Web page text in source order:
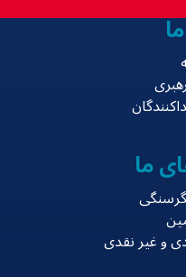
ما
و غیر نقدی